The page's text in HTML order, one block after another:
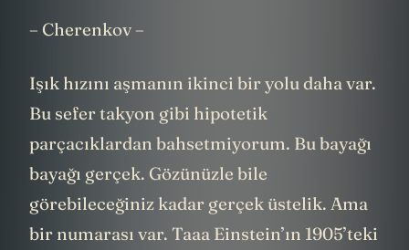
Işık hızını aşmanın ikinci bir yolu daha var.
Bu sefer takyon gibi hipotetik
parçacıklardan bahsetmiyorum. Bu bayağı
bayağı gerçek. Gözünüzle bile
görebileceğiniz kadar gerçek üstelik. Ama